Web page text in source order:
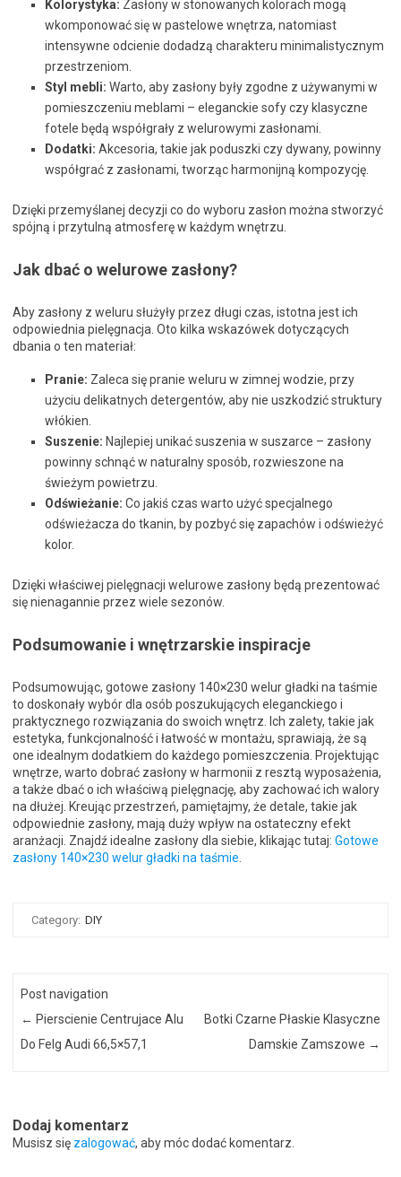
Kolorystyka: Zasłony w stonowanych kolorach mogą
wkomponować się w pastelowe wnętrza, natomiast
intensywne odcienie dodadzą charakteru minimalistycznym
przestrzeniom.
Styl mebli: Warto, aby zasłony były zgodne z używanymi w
pomieszczeniu meblami – eleganckie sofy czy klasyczne
fotele będą współgrały z welurowymi zasłonami.
Dodatki: Akcesoria, takie jak poduszki czy dywany, powinny
współgrać z zasłonami, tworząc harmonijną kompozycję.
Dzięki przemyślanej decyzji co do wyboru zasłon można stworzyć
spójną i przytulną atmosferę w każdym wnętrzu.
Jak dbać o welurowe zasłony?
Aby zasłony z weluru służyły przez długi czas, istotna jest ich
odpowiednia pielęgnacja. Oto kilka wskazówek dotyczących
dbania o ten materiał:
Pranie: Zaleca się pranie weluru w zimnej wodzie, przy
użyciu delikatnych detergentów, aby nie uszkodzić struktury
włókien.
Suszenie: Najlepiej unikać suszenia w suszarce – zasłony
powinny schnąć w naturalny sposób, rozwieszone na
świeżym powietrzu.
Odświeżanie: Co jakiś czas warto użyć specjalnego
odświeżacza do tkanin, by pozbyć się zapachów i odświeżyć
kolor.
Dzięki właściwej pielęgnacji welurowe zasłony będą prezentować
się nienagannie przez wiele sezonów.
Podsumowanie i wnętrzarskie inspiracje
Podsumowując, gotowe zasłony 140×230 welur gładki na taśmie
to doskonały wybór dla osób poszukujących eleganckiego i
praktycznego rozwiązania do swoich wnętrz. Ich zalety, takie jak
estetyka, funkcjonalność i łatwość w montażu, sprawiają, że są
one idealnym dodatkiem do każdego pomieszczenia. Projektując
wnętrze, warto dobrać zasłony w harmonii z resztą wyposażenia,
a także dbać o ich właściwą pielęgnację, aby zachować ich walory
na dłużej. Kreując przestrzeń, pamiętajmy, że detale, takie jak
odpowiednie zasłony, mają duży wpływ na ostateczny efekt
aranżacji. Znajdź idealne zasłony dla siebie, klikając tutaj: Gotowe
zasłony 140×230 welur gładki na taśmie
Category: DIY
Post navigation
← Pierscienie Centrujace Alu
Do Felg Audi 66,5×57,1
Botki Czarne Płaskie Klasyczne
Damskie Zamszowe →
Dodaj komentarz
Musisz się zalogować, aby móc dodać komentarz.